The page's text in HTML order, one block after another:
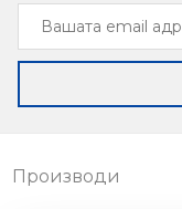
Вашата
email
адреса
Производи